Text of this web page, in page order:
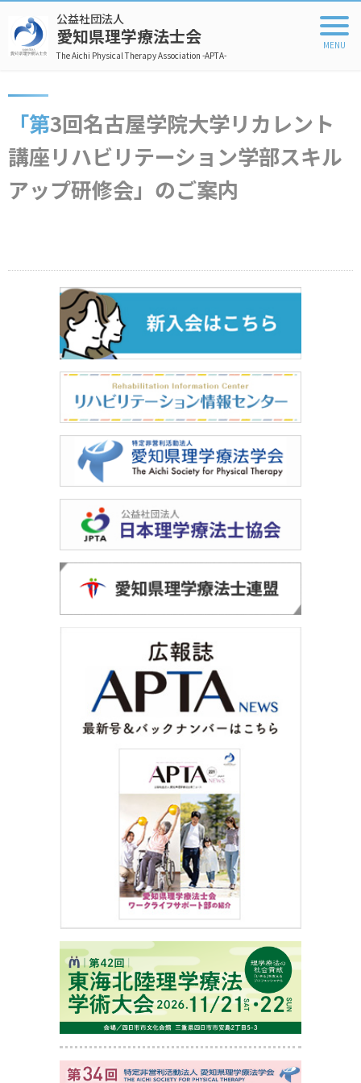
公益社団法人
愛知県理学療法士会
The Aichi Physical Therapy Association -APTA-
「第3回名古屋学院大学リカレント
講座リハビリテーション学部スキル
アップ研修会」のご案内